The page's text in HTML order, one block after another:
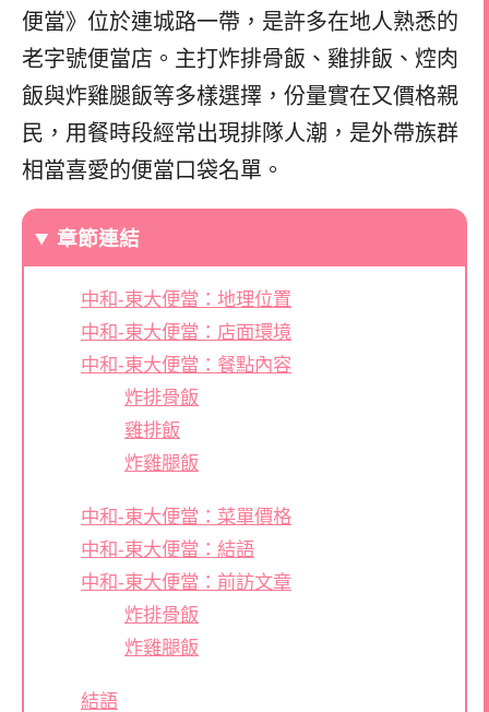
便當》位於連城路一帶，是許多在地人熟悉的
老字號便當店。主打炸排骨飯、雞排飯、焢肉
飯與炸雞腿飯等多樣選擇，份量實在又價格親
民，用餐時段經常出現排隊人潮，是外帶族群
相當喜愛的便當口袋名單。
章節連結
中和-東大便當：地理位置
中和-東大便當：店面環境
中和-東大便當：餐點內容
炸排骨飯
雞排飯
炸雞腿飯
中和-東大便當：菜單價格
中和-東大便當：結語
中和-東大便當：前訪文章
炸排骨飯
炸雞腿飯
結語